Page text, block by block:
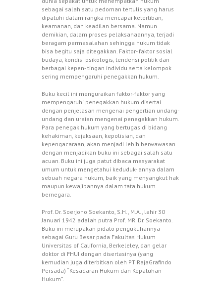
sebagai salah satu pedoman tertulis yang harus
dipatuhi dalam rangka mencapai ketertiban,
keamanan, dan keadilan bersama. Namun
demikian, dalam proses pelaksanaannya, terjadi
beragam permasalahan sehingga hukum tidak
bisa begitu saja ditegakkan. Faktor- faktor sosial
budaya, kondisi psikologis, tendensi politik dan
berbagai kepen- tingan individu serta kelompok
sering mempengaruhi penegakkan hukum.
Buku kecil ini menguraikan faktor-faktor yang
mempengaruhi penegakkan hukum disertai
dengan penjelasan mengenai pengertian undang-
undang dan uraian mengenai penegakkan hukum.
Para penegak hukum yang bertugas di bidang
kehakiman, kejaksaan, kepolisian, dan
kepengacaraan, akan menjadi lebih berwawasan
dengan menjadikan buku ini sebagai salah satu
acuan. Buku ini juga patut dibaca masyarakat
umum untuk mengetahui keduduk- annya dalam
sebuah negara hukum, baik yang menyangkut hak
maupun kewajibannya dalam tata hukum
bernegara.
Prof. Dr. Soerjono Soekanto, S.H., M.A., lahir 30
Januari 1942 adalah putra Prof. MR. Dr. Soekanto.
Buku ini merupakan pidato pengukuhannya
sebagai Guru Besar pada Fakultas Hukum
Universitas of California, Berkeleley, dan gelar
doktor di FHUI dengan disertasinya (yang
kemudian juga diterbitkan oleh PT RajaGrafindo
Persada) “Kesadaran Hukum dan Kepatuhan
Hukum”.